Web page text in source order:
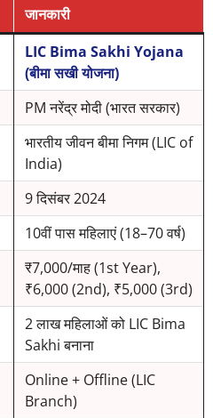
जानकारी
LIC Bima Sakhi Yojana
(बीमा सखी योजना)
PM नरेंद्र मोदी (भारत सरकार)
भारतीय जीवन बीमा निगम (LIC of
India)
9 दिसंबर 2024
10वीं पास महिलाएं (18–70 वर्ष)
₹7,000/माह (1st Year),
₹6,000 (2nd), ₹5,000 (3rd)
2 लाख महिलाओं को LIC Bima
Sakhi बनाना
Online + Offline (LIC
Branch)